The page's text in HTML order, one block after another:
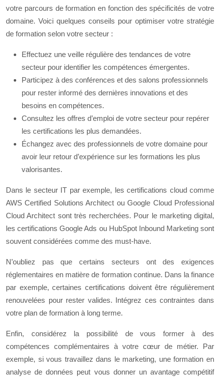
votre parcours de formation en fonction des spécificités de votre
domaine. Voici quelques conseils pour optimiser votre stratégie
de formation selon votre secteur :
Effectuez une veille régulière des tendances de votre
secteur pour identifier les compétences émergentes.
Participez à des conférences et des salons professionnels
pour rester informé des dernières innovations et des
besoins en compétences.
Consultez les offres d’emploi de votre secteur pour repérer
les certifications les plus demandées.
Échangez avec des professionnels de votre domaine pour
avoir leur retour d’expérience sur les formations les plus
valorisantes.
Dans le secteur IT par exemple, les certifications cloud comme
AWS Certified Solutions Architect ou Google Cloud Professional
Cloud Architect sont très recherchées. Pour le marketing digital,
les certifications Google Ads ou HubSpot Inbound Marketing sont
souvent considérées comme des must-have.
N’oubliez pas que certains secteurs ont des exigences
réglementaires en matière de formation continue. Dans la finance
par exemple, certaines certifications doivent être régulièrement
renouvelées pour rester valides. Intégrez ces contraintes dans
votre plan de formation à long terme.
Enfin, considérez la possibilité de vous former à des
compétences complémentaires à votre cœur de métier. Par
exemple, si vous travaillez dans le marketing, une formation en
analyse de données peut vous donner un avantage compétitif